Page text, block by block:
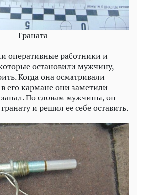
Граната
оперативные работники и
остановили мужчину,
Когда она осматривали
в его кармане они заметили
запал. По словам мужчины, он
и решил ее себе оставить.